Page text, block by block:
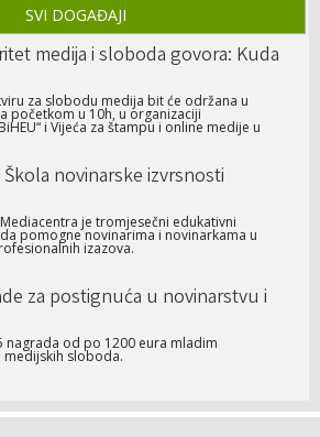
SVI DOGAĐAJI
medija i sloboda govora: Kuda
za slobodu medija bit će održana u
početkom u 10h, u organizaciji
i Vijeća za štampu i online medije u
novinarske izvrsnosti
je tromjesečni edukativni
pomogne novinarima i novinarkama u
izazova.
za postignuća u novinarstvu i
nagrada od po 1200 eura mladim
sloboda.